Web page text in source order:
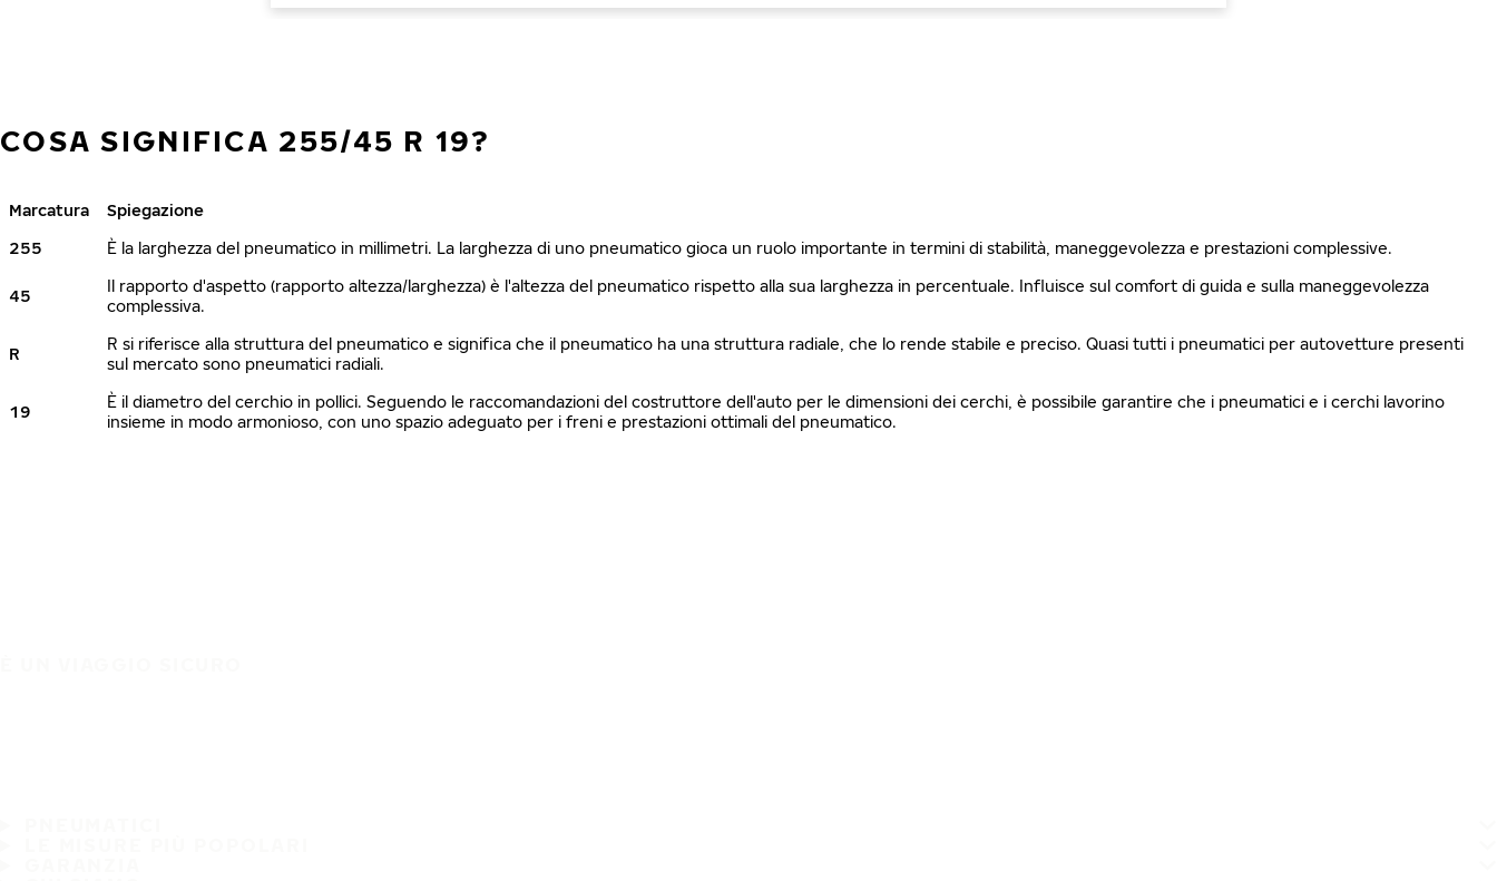
COSA SIGNIFICA 255/45 R 19?
Marcatura
Spiegazione
255
È la larghezza del pneumatico in millimetri. La larghezza di uno pneumatico gioca un ruolo importante in termini di stabilità, maneggevolezza e prestazioni complessive.
45
Il rapporto d'aspetto (rapporto altezza/larghezza) è l'altezza del pneumatico rispetto alla sua larghezza in percentuale. Influisce sul comfort di guida e sulla maneggevolezza
complessiva.
R
R si riferisce alla struttura del pneumatico e significa che il pneumatico ha una struttura radiale, che lo rende stabile e preciso. Quasi tutti i pneumatici per autovetture presenti
sul mercato sono pneumatici radiali.
19
È il diametro del cerchio in pollici. Seguendo le raccomandazioni del costruttore dell'auto per le dimensioni dei cerchi, è possibile garantire che i pneumatici e i cerchi lavorino
insieme in modo armonioso, con uno spazio adeguato per i freni e prestazioni ottimali del pneumatico.